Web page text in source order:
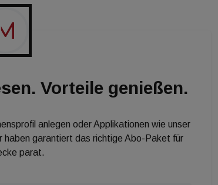
Vorteile genießen.
anlegen oder Applikationen wie unser
haben garantiert das richtige Abo-Paket für
parat.